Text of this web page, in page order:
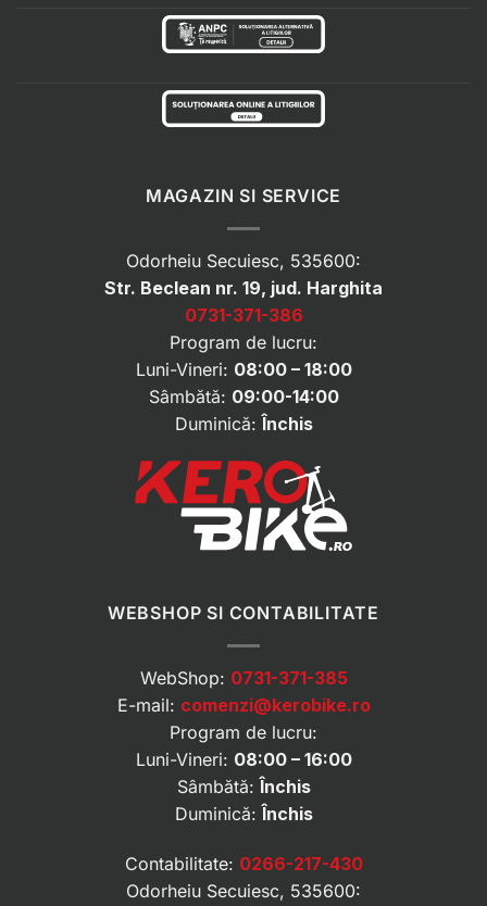
MAGAZIN SI SERVICE
Odorheiu Secuiesc, 535600:
Str. Beclean nr. 19, jud. Harghita
0731-371-386
Program de lucru:
Luni-Vineri: 08:00 – 18:00
Sâmbătă: 09:00-14:00
Duminică: Închis
WEBSHOP SI CONTABILITATE
WebShop: 0731-371-385
E-mail: comenzi@kerobike.ro
Program de lucru:
Luni-Vineri: 08:00 – 16:00
Sâmbătă:Închis
Duminică:Închis
Contabilitate: 0266-217-430
Odorheiu Secuiesc, 535600: